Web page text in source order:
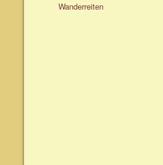
Wanderreiten